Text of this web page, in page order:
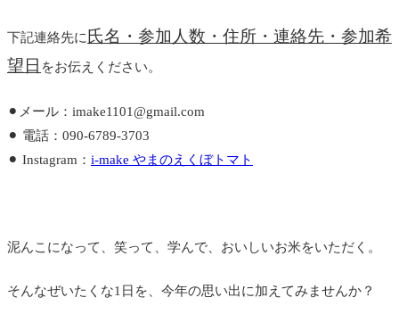
下記連絡先に 氏名・参加人数・住所・連絡先・参加希
望日 をお伝えください。
⚫︎メール：imake1101@gmail.com
⚫︎ 電話：090-6789-3703
⚫︎ Instagram： i-make やまのえくぼトマト
泥んこになって、笑って、学んで、おいしいお米をいただく。
そんなぜいたくな1日を、今年の思い出に加えてみませんか？